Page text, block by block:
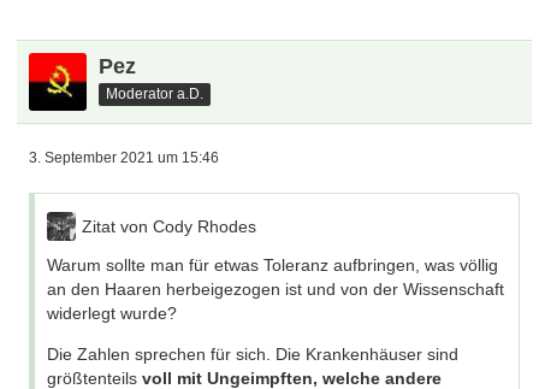
Pez
Moderator a.D.
3. September 2021 um 15:46
Zitat von Cody Rhodes
Warum sollte man für etwas Toleranz aufbringen, was völlig
an den Haaren herbeigezogen ist und von der Wissenschaft
widerlegt wurde?
Die Zahlen sprechen für sich. Die Krankenhäuser sind
größtenteilsvoll mit Ungeimpften, welche andere